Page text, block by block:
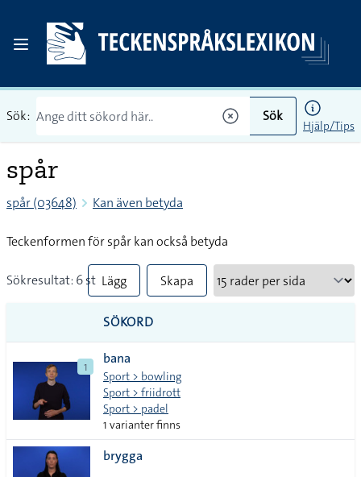
Sök: Sök
Hjälp/Tips
spår
spår (03648) Kan även betyda
Teckenformen för spår kan också betyda
Sökresultat: 6 st Lägg
till
alla i
lista
Skapa
SÖKORD
1 bana
Sport > bowling
Sport > friidrott
Sport > padel
1 varianter finns
brygga